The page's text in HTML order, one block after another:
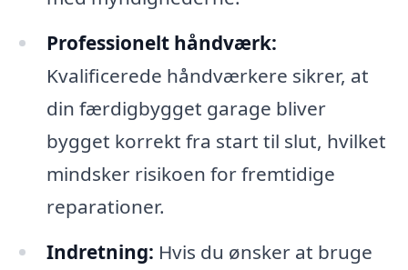
Professionelt håndværk:
Kvalificerede håndværkere sikrer, at
din færdigbygget garage bliver
bygget korrekt fra start til slut, hvilket
mindsker risikoen for fremtidige
reparationer.
Indretning: Hvis du ønsker at bruge